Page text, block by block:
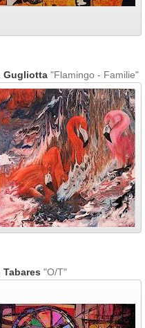
Gugliotta"Flamingo - Familie"
Tabares "O/T"